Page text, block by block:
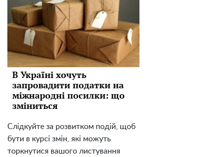
В Україні хочуть
запровадити податки на
міжнародні посилки: що
зміниться
Слідкуйте за розвитком подій, щоб
бути в курсі змін, які можуть
торкнутися вашого листування